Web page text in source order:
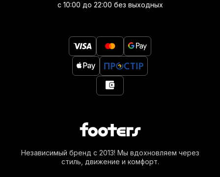
Независимый бренд с 2013! Мы вдохновляем через
стиль, движение и комфорт.
с 10:00 до 22:00 без выходных